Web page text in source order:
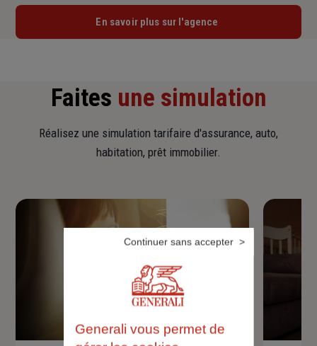
En savoir plus sur l'agence
Faites une simulation
Réalisez une simulation tarifaire d'assurance, auto,
habitation, prêt immobilier.
Generali vous permet de
Continuer sans accepter